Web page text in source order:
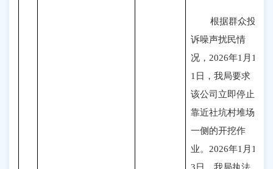
根据群众投
诉噪声扰民情
况，2026年1月1
1日，我局要求
该公司立即停止
靠近社坑村堆场
一侧的开挖作
业。2026年1月1
3日，我局执法